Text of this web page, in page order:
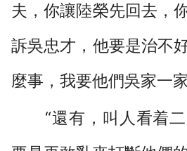
夫，你讓陸榮先回去，
訴吳忠才，他要是治不
麼事，我要他們吳家一
“還有，叫人看着二